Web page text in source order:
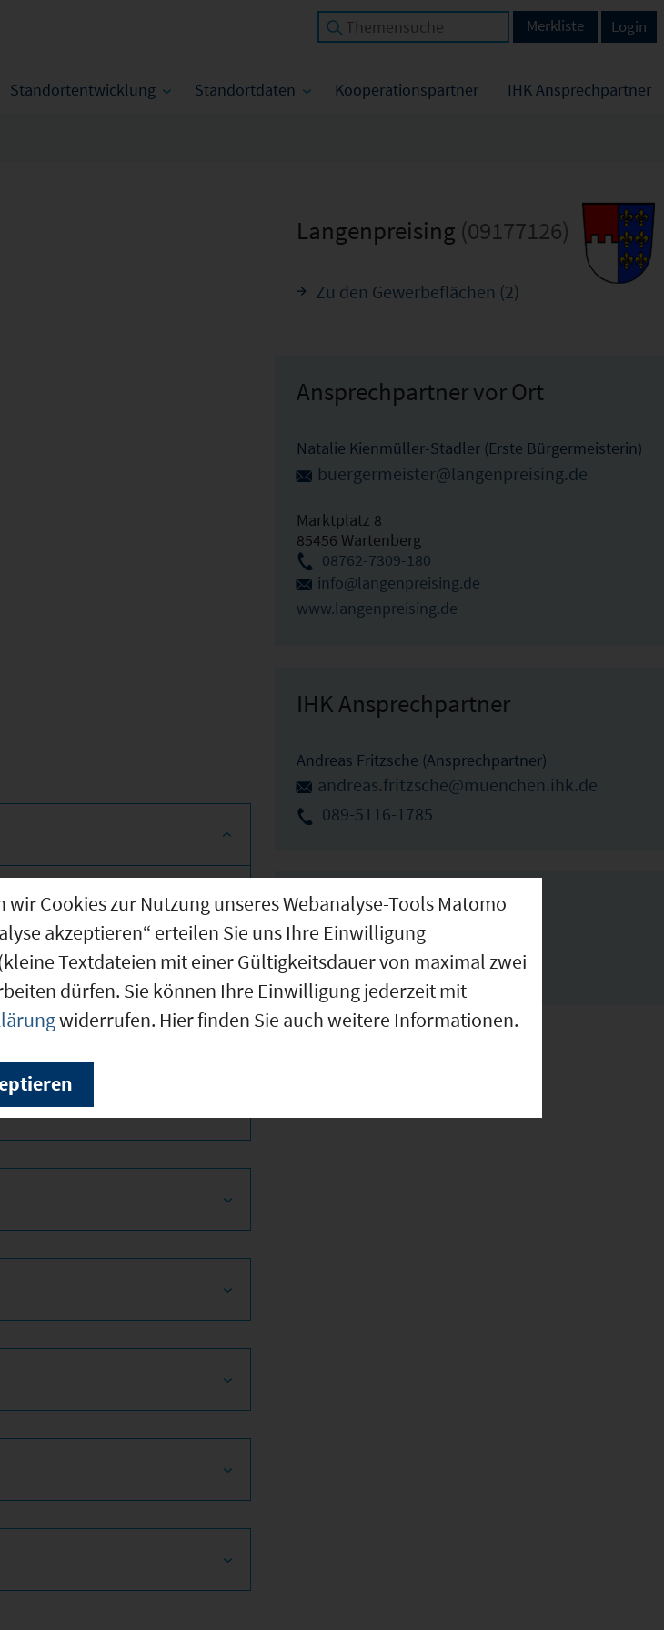
Standortentwicklung Standortdaten Kooperationspartner IHK Ansprechpartner
Login
Merkliste
Langenpreising (09177126)
Zu den Gewerbeflächen (2)
Ansprechpartner vor Ort
Natalie Kienmüller-Stadler (Erste Bürgermeisterin)
buergermeister@langenpreising.de
Marktplatz 8
85456 Wartenberg
08762-7309-180
info@langenpreising.de
www.langenpreising.de
IHK Ansprechpartner
Andreas Fritzsche (Ansprechpartner)
andreas.fritzsche@muenchen.ihk.de
089-5116-1785
Links
www.langenpreising.de
Cookies zur Nutzung unseres Webanalyse-Tools Matomo
akzeptieren“ erteilen Sie uns Ihre Einwilligung
Textdateien mit einer Gültigkeitsdauer von maximal zwei
dürfen. Sie können Ihre Einwilligung jederzeit mit
widerrufen. Hier finden Sie auch weitere Informationen.